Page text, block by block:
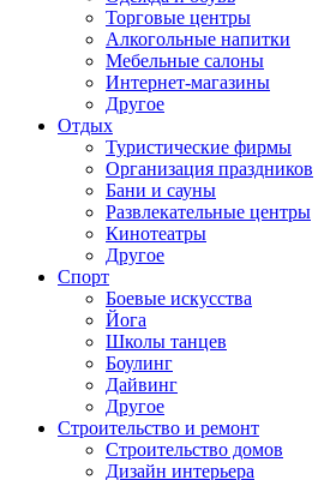
Торговые центры
Алкогольные напитки
Мебельные салоны
Интернет-магазины
Другое
Отдых
Туристические фирмы
Организация праздников
Бани и сауны
Развлекательные центры
Кинотеатры
Другое
Спорт
Боевые искусства
Йога
Школы танцев
Боулинг
Дайвинг
Другое
Строительство и ремонт
Строительство домов
Дизайн интерьера